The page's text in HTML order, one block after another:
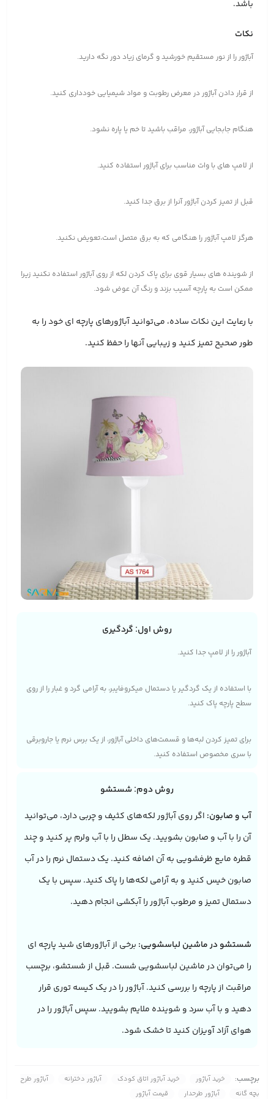
باشد.
نکات
آباژور را از نور مستقیم خورشید و گرمای زیاد دور نگه دارید.
از قرار دادن آباژور در معرض رطوبت و مواد شیمیایی خودداری کنید.
هنگام جابجایی آباژور، مراقب باشید تا خم یا پاره نشود.
از لامپ های با وات مناسب برای آباژور استفاده کنید.
قبل از تمیز کردن آباژور آنرا از برق جدا کنید.
هرگز لامپ آباژور را هنگامی که به برق متصل است،تعویض نکنید.
از شوینده های بسیار قوی برای پاک کردن لکه از روی آباژور استفاده نکنید زیرا
ممکن است به پارچه آسیب بزند و رنگ آن عوض شود.
با رعایت این نکات ساده، می‌توانید آباژورهای پارچه ای خود را به
طور صحیح تمیز کنید و زیبایی آنها را حفظ کنید.
روش اول: گردگیری
آباژور را از لامپ جدا کنید.
با استفاده از یک گردگیر یا دستمال میکروفایبر، به آرامی گرد و غبار را از روی
سطح پارچه پاک کنید.
برای تمیز کردن لبه‌ها و قسمت‌های داخلی آباژور، از یک برس نرم یا جاروبرقی
با سری مخصوص استفاده کنید.
روش دوم: شستشو
آب و صابون: اگر روی آباژور لکه‌های کثیف و چربی دارد، می‌توانید
آن را با آب و صابون بشویید. یک سطل را با آب ولرم پر کنید و چند
قطره مایع ظرفشویی به آن اضافه کنید. یک دستمال نرم را در آب
صابون خیس کنید و به آرامی لکه‌ها را پاک کنید. سپس با یک
دستمال تمیز و مرطوب آباژور را آبکشی انجام دهید.
شستشو در ماشین لباسشویی: برخی از آباژورهای شید پارچه ای
را می‌توان در ماشین لباسشویی شست. قبل از شستشو، برچسب
مراقبت از پارچه را بررسی کنید. آباژور را در یک کیسه توری قرار
دهید و با آب سرد و شوینده ملایم بشویید. سپس آباژور را در
هوای آزاد آویزان کنید تا خشک شود.
برچسب: خرید آباژور خرید آباژور اتاق کودک آباژور دخترانه
آباژور طرح
بچه گانه
آباژور طرحدار قیمت آباژور